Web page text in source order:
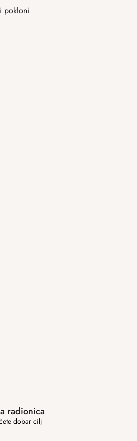
pokloni
radionica
dobar cilj